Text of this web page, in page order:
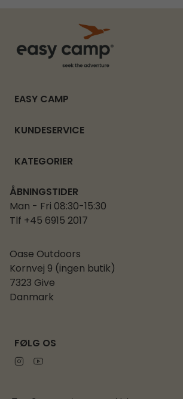
EASY CAMP
KUNDESERVICE
KATEGORIER
ÅBNINGSTIDER
Man - Fri 08:30-15:30
Tlf +45 6915 2017
Oase Outdoors
Kornvej 9 (ingen butik)
7323 Give
Danmark
FØLG OS
Instagram
Youtube